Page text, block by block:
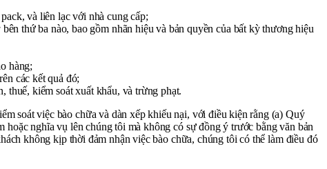
và liên lạc với nhà cung cấp;
thứ ba nào, bao gồm nhãn hiệu và bản quyền của bất kỳ thương hiệu
hàng;
các kết quả đó;
thuế, kiểm soát xuất khẩu, và trừng phạt.
soát việc bào chữa và dàn xếp khiếu nại, với điều kiện rằng (a) Quý
nghĩa vụ lên chúng tôi mà không có sự đồng ý trước bằng văn bản
không kịp thời đảm nhận việc bào chữa, chúng tôi có thể làm điều đó